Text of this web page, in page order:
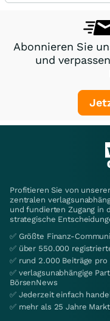
Abonnieren Sie
und
Profitieren Sie von
zentralen
und fundierten Zugang in
strategische
✅ Größte Finanz-
✅ über 550.000
✅ rund 2.000 Beiträge pro
✅ verlagsunabhängige
BörsenNews
✅ Jederzeit einfach
✅ mehr als 25 Jahre